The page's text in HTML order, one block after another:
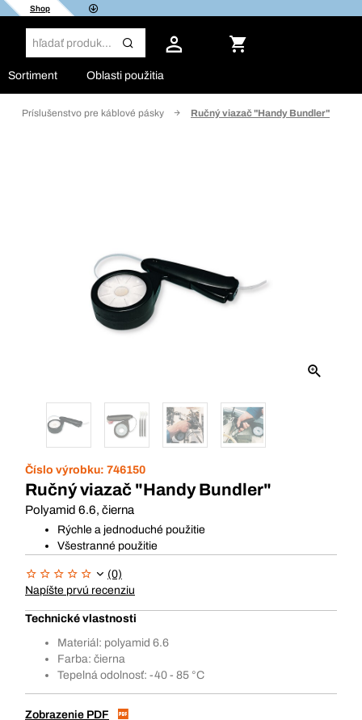
Shop
Sortiment Oblasti použitia
Príslušenstvo pre káblové pásky Ručný viazač "Handy Bundler"
Číslo výrobku: 746150
Ručný viazač "Handy Bundler"
Polyamid 6.6, čierna
Rýchle a jednoduché použitie
Všestranné použitie
(0)
Napíšte prvú recenziu
Technické vlastnosti
Materiál: polyamid 6.6
Farba: čierna
Tepelná odolnosť: -40 - 85 °C
Zobrazenie PDF